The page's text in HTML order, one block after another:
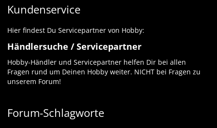
Kundenservice
Hier findest Du Servicepartner von Hobby:
Händlersuche / Servicepartner
Hobby-Händler und Servicepartner helfen Dir bei allen
Fragen rund um Deinen Hobby weiter. NICHT bei Fragen zu
unserem Forum!
Forum-Schlagworte